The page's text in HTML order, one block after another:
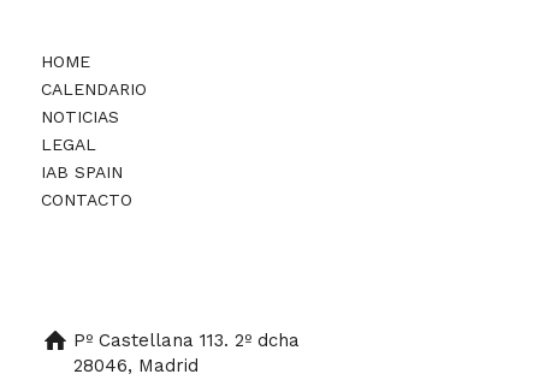
HOME
CALENDARIO
NOTICIAS
LEGAL
IAB SPAIN
CONTACTO
Pº Castellana 113. 2º dcha
28046, Madrid